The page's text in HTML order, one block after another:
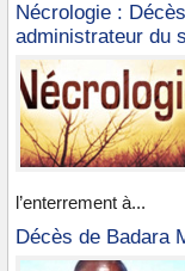
Nécrologie :
administrateur du
l’enterrement à...
Décès de Badara